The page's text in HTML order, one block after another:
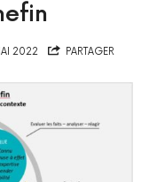
2022 PARTAGER